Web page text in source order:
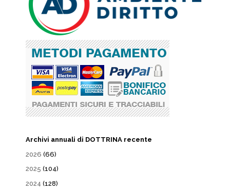
Archivi annuali di DOTTRINA recente
2026 (66)
2025 (104)
2024 (128)